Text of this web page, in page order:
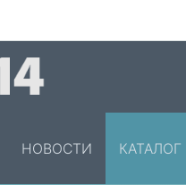
НОВОСТИ КАТАЛОГ